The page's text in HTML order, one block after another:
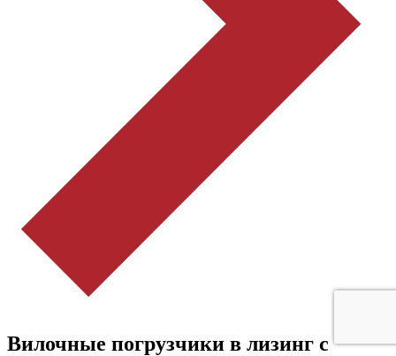
Вилочные погрузчики в лизинг с